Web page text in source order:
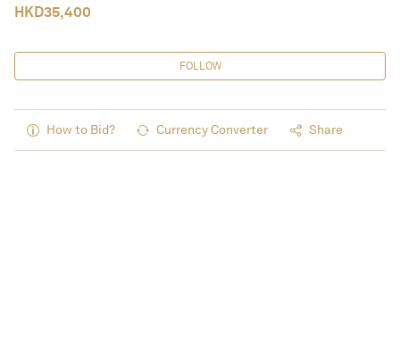
HKD35,400
FOLLOW
How to Bid? Currency Converter Share